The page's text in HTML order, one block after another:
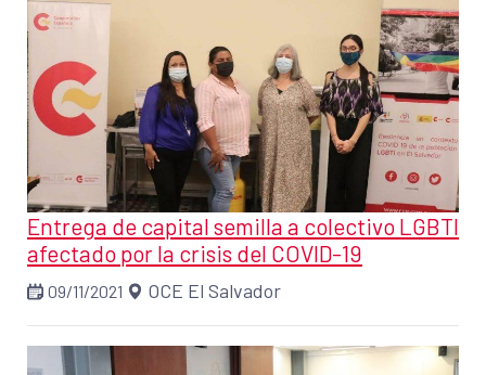
Entrega de capital semilla a colectivo LGBTI
afectado por la crisis del COVID-19
09/11/2021 OCE El Salvador